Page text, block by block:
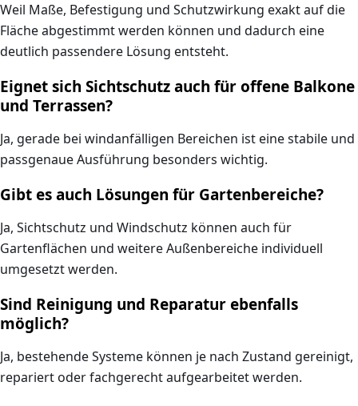
Weil Maße, Befestigung und Schutzwirkung exakt auf die
Fläche abgestimmt werden können und dadurch eine
deutlich passendere Lösung entsteht.
Eignet sich Sichtschutz auch für offene Balkone
und Terrassen?
Ja, gerade bei windanfälligen Bereichen ist eine stabile und
passgenaue Ausführung besonders wichtig.
Gibt es auch Lösungen für Gartenbereiche?
Ja, Sichtschutz und Windschutz können auch für
Gartenflächen und weitere Außenbereiche individuell
umgesetzt werden.
Sind Reinigung und Reparatur ebenfalls
möglich?
Ja, bestehende Systeme können je nach Zustand gereinigt,
repariert oder fachgerecht aufgearbeitet werden.